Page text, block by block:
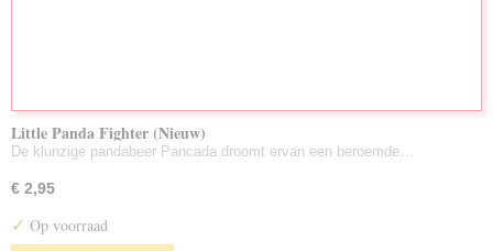
Little Panda Fighter (Nieuw)
De klunzige pandabeer Pancada droomt ervan een beroemde…
€ 2,95
✓ Op voorraad